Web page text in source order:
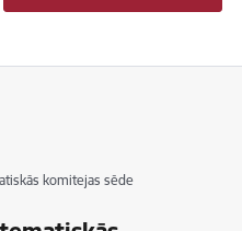
komitejas sēde